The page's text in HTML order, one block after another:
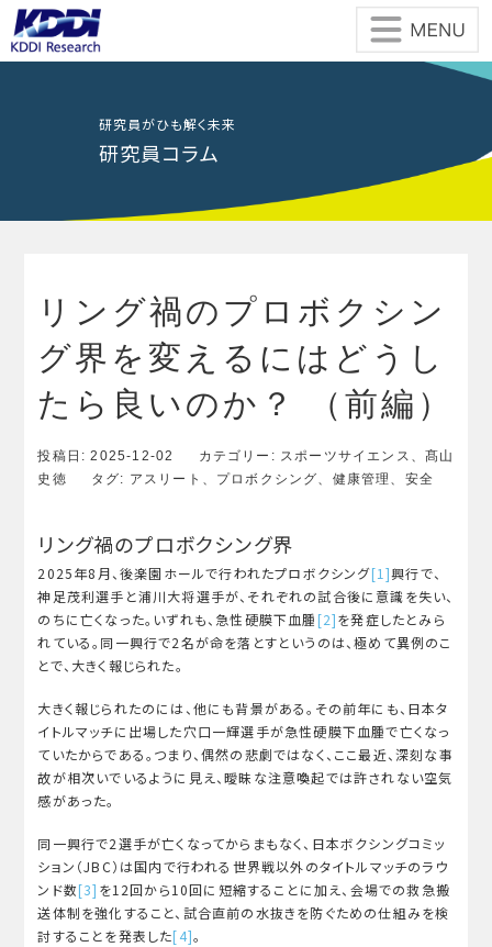
Skip
to
the
content
研究員がひも解く未来
研究員コラム
リング禍のプロボクシン
グ界を変えるにはどうし
たら良いのか？ （前編）
投稿日:2025-12-02 カテゴリー: スポーツサイエンス 、髙山
史徳
タグ: アスリート 、 プロボクシング、 健康管理 、 安全
リング禍のプロボクシング界
2025年8月、後楽園ホールで行われたプロボクシング[1]興行で、
神足茂利選手と浦川大将選手が、それぞれの試合後に意識を失い、
のちに亡くなった。いずれも、急性硬膜下血腫[2]を発症したとみら
れている。同一興行で2名が命を落とすというのは、極めて異例のこ
とで、大きく報じられた。
大きく報じられたのには、他にも背景がある。その前年にも、日本タ
イトルマッチに出場した穴口一輝選手が急性硬膜下血腫で亡くなっ
ていたからである。つまり、偶然の悲劇ではなく、ここ最近、深刻な事
故が相次いでいるように見え、曖昧な注意喚起では許されない空気
感があった。
同一興行で2選手が亡くなってからまもなく、日本ボクシングコミッ
ション（JBC）は国内で行われる世界戦以外のタイトルマッチのラウ
ンド数[3] を12回から10回に短縮することに加え、会場での救急搬
送体制を強化すること、試合直前の水抜きを防ぐための仕組みを検
討することを発表した[4]。